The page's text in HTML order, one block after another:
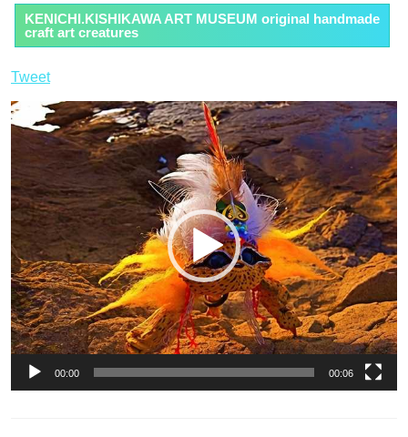
KENICHI.KISHIKAWA ART MUSEUM original handmade
craft art creatures
Tweet
00:00 00:06